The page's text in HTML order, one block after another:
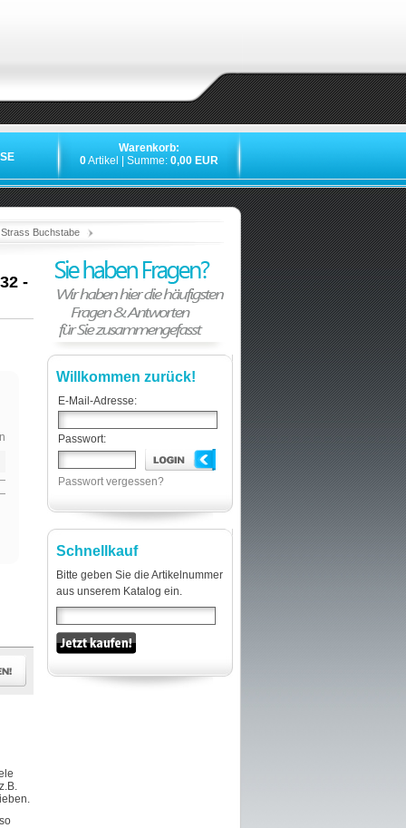
Warenkorb:
0Artikel | Summe: 0,00 EUR
Buchstabe
-
Willkommen zurück!
E-Mail-Adresse:
Passwort:
Passwort vergessen?
Schnellkauf
Bitte geben Sie die Artikelnummer
aus unserem Katalog ein.